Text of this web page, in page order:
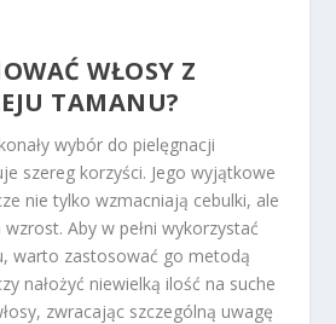
WŁOSY Z
TAMANU?
wybór do pielęgnacji
szereg korzyści. Jego wyjątkowe
nie tylko wzmacniają cebulki, ale
Aby w pełni wykorzystać
warto zastosować go metodą
nałożyć niewielką ilość na suche
zwracając szczególną uwagę